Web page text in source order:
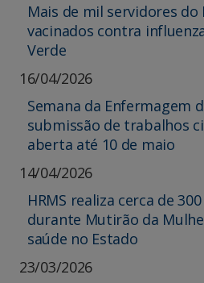
Mais de mil servidores do
vacinados contra
Verde
16/04/2026
Semana da Enfermagem
submissão de trabalhos
aberta até 10 de maio
14/04/2026
HRMS realiza cerca de
durante Mutirão da
saúde no Estado
23/03/2026